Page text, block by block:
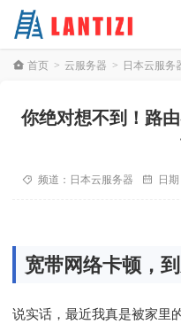
首页 > 云服务器 > 日本云服务
你绝对想不到！路
频道： 日本云服务器 日期
宽带网络卡顿，
说实话，最近我真是被家里